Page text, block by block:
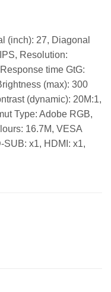
(inch): 27, Diagonal
Resolution:
time GtG:
(max): 300
(dynamic): 20M:1,
Type: Adobe RGB,
16.7M, VESA
SUB: x1, HDMI: x1,